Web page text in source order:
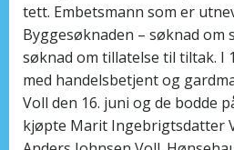
tett. Embetsmann som er
Byggesøknaden – søknad
søknad om tillatelse til tiltak. I
med handelsbetjent og
Voll den 16. juni og de bodde
kjøpte Marit Ingebrigtsdatter